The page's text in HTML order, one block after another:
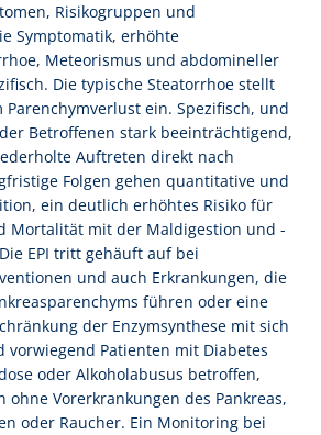
Risikogruppen und
Symptomatik, erhöhte
Meteorismus und abdomineller
Die typische Steatorrhoe stellt
ein. Spezifisch, und
Betroffenen stark beeinträchtigend,
Auftreten direkt nach
Folgen gehen quantitative und
ein deutlich erhöhtes Risiko für
Mortalität mit der Maldigestion und -
EPI tritt gehäuft auf bei
und auch Erkrankungen, die
führen oder eine
der Enzymsynthese mit sich
vorwiegend Patienten mit Diabetes
oder Alkoholabusus betroffen,
ohne Vorerkrankungen des Pankreas,
oder Raucher. Ein Monitoring bei